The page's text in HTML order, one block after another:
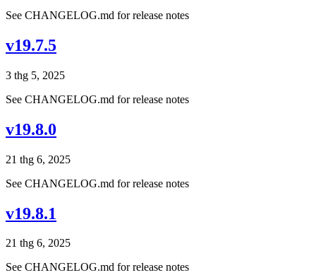
See CHANGELOG.md for release notes
v19.7.5
3 thg 5, 2025
See CHANGELOG.md for release notes
v19.8.0
21 thg 6, 2025
See CHANGELOG.md for release notes
v19.8.1
21 thg 6, 2025
See CHANGELOG.md for release notes